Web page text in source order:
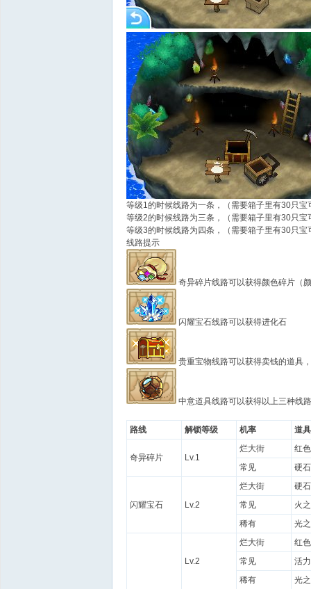
等级1的时候线路为一条，（需要箱子里有30只宝
等级2的时候线路为三条，（需要箱子里有30只宝
等级3的时候线路为四条，（需要箱子里有30只宝
线路提示
奇异碎片线路可以获得颜色碎片（
闪耀宝石线路可以获得进化石
贵重宝物线路可以获得卖钱的道具
中意道具线路可以获得以上三种线
路线 解锁等级 机率 道具
奇异碎片 Lv.1
烂大街
红
常见
硬
闪耀宝石 Lv.2
烂大街
硬
常见
火
稀有
光
Lv.2
烂大街
红
常见
活
稀有
光